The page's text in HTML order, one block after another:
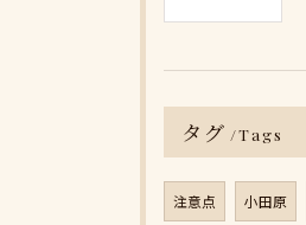
タグ Tags
注意点 小田原